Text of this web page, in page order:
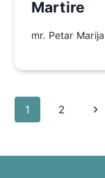
Martire
mr. Petar
Page
navigation
1 2